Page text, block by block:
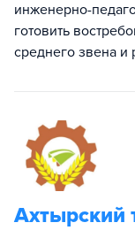
инженерно-
готовить
среднего звена и
Ахтырский